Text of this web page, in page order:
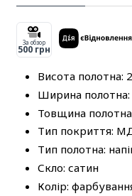
За обзор
500 грн
Висота полотна:
Ширина
Товщина
Тип покриття:
Тип полотна:
Скло: сатин
Колір: